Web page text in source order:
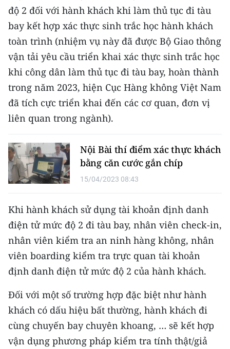
ENGLISH
中文
FRANÇAIS
РУССКИЙ
ESPAÑOL
độ 2 đối với hành khách khi làm thủ tục đi tàu
bay kết hợp xác thực sinh trắc học hành khách
toàn trình (nhiệm vụ này đã được Bộ Giao thông
vận tải yêu cầu triển khai xác thực sinh trắc học
khi công dân làm thủ tục đi tàu bay, hoàn thành
trong năm 2023, hiện Cục Hàng không Việt Nam
đã tích cực triển khai đến các cơ quan, đơn vị
liên quan trong ngành).
Nội Bài thí điểm xác thực khách
bằng căn cước gắn chíp
15/04/2023 08:43
Khi hành khách sử dụng tài khoản định danh
điện tử mức độ 2 đi tàu bay, nhân viên check-in,
nhân viên kiểm tra an ninh hàng không, nhân
viên boarding kiểm tra trực quan tài khoản
định danh điện tử mức độ 2 của hành khách.
Đối với một số trường hợp đặc biệt như hành
khách có dấu hiệu bất thường, hành khách đi
cùng chuyến bay chuyên khoang, … sẽ kết hợp
vận dụng phương pháp kiểm tra tính thật/giả